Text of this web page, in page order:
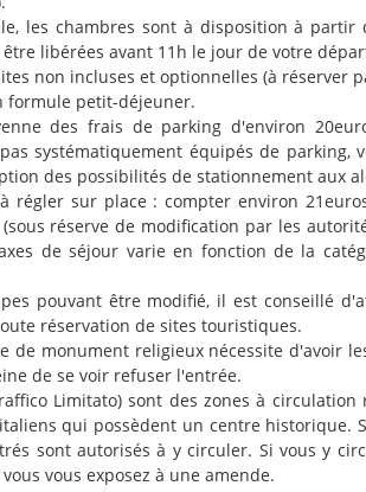
les chambres sont à disposition à
libérées avant 11h le jour de votre
non incluses et optionnelles (à réserver
formule petit-déjeuner.
des frais de parking d'environ
systématiquement équipés de parking,
des possibilités de stationnement aux
régler sur place : compter environ
réserve de modification par les
de séjour varie en fonction de la
pouvant être modifié, il est conseillé
réservation de sites touristiques.
de monument religieux nécessite d'avoir
de se voir refuser l'entrée.
Limitato) sont des zones à
qui possèdent un centre historique.
sont autorisés à y circuler. Si vous y
vous exposez à une amende.